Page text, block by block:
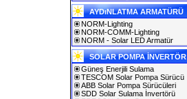
AYDıNLATMA ARMATÜRÜ
NORM-Lighting
NORM-COMM-Lighting
NORM - Solar LED Armatür
SOLAR POMPA İNVERTÖR
Güneş Enerjili Sulama
TESCOM Solar Pompa Sürücü
ABB Solar Pompa Sürücüleri
SDD Solar Sulama İnvertörü